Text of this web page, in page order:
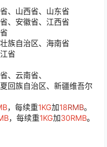
、山西省、山东省
、安徽省、江西省
族自治区、海南省
省
、云南省、
回族自治区、新疆维吾尔
，每续重1KG加18RMB。
，每续重1KG加30RMB。